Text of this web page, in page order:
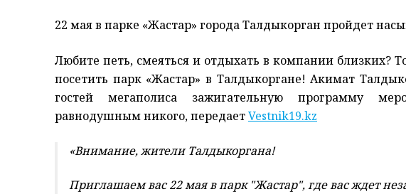
22 мая в парке «Жастар» города Талдыкорган пройдет
Любите петь, смеяться и отдыхать в компании близких?
посетить парк «Жастар» в Талдыкоргане! Акимат
гостей мегаполиса зажигательную программу
равнодушным никого, передаетVestnik19.kz
«Внимание, жители Талдыкоргана!
Приглашаем вас 22 мая в парк "Жастар", где вас ждет